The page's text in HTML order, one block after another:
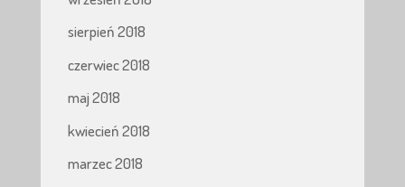
sierpień 2018
czerwiec 2018
maj 2018
kwiecień 2018
marzec 2018